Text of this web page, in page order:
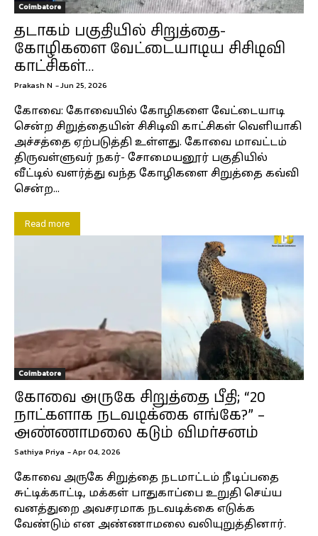
Coimbatore
தடாகம் பகுதியில் சிறுத்தை-
கோழிகளை வேட்டையாடிய சிசிடிவி
காட்சிகள்…
Prakash N -Jun 25, 2026
கோவை: கோவையில் கோழிகளை வேட்டையாடி
சென்ற சிறுத்தையின் சிசிடிவி காட்சிகள் வெளியாகி
அச்சத்தை ஏற்படுத்தி உள்ளது. கோவை மாவட்டம்
திருவள்ளுவர் நகர்- சோமையனூர் பகுதியில்
வீட்டில் வளர்த்து வந்த கோழிகளை சிறுத்தை கவ்வி
சென்ற...
Read more
Coimbatore
கோவை அருகே சிறுத்தை பீதி; “20
நாட்களாக நடவடிக்கை எங்கே?” –
அண்ணாமலை கடும் விமர்சனம்
Sathiya Priya -Apr 04, 2026
கோவை அருகே சிறுத்தை நடமாட்டம் நீடிப்பதை
சுட்டிக்காட்டி, மக்கள் பாதுகாப்பை உறுதி செய்ய
வனத்துறை அவசரமாக நடவடிக்கை எடுக்க
வேண்டும் என அண்ணாமலை வலியுறுத்தினார்.